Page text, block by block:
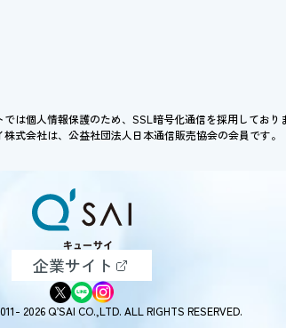
は個人情報保護のため、SSL暗号化通信を採用しており
式会社は、公益社団法人日本通信販売協会の会員です。
企業サイト
2026 Q’SAI CO.,LTD. ALL RIGHTS RESERVED.